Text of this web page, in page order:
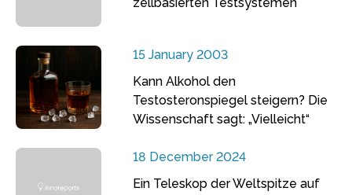
15 January 2003
Kann Alkohol den
Testosteronspiegel steigern? Die
Wissenschaft sagt: „Vielleicht“
18 December 2024
Ein Teleskop der Weltspitze auf